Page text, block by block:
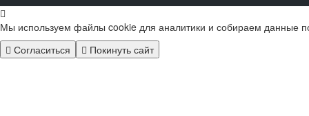
Мы используем файлы cookie для аналитики и собираем данные
Согласиться
Покинуть сайт